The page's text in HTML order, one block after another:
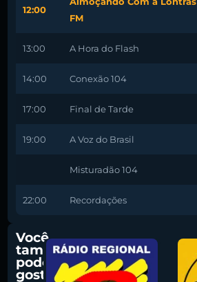
12:00
FM
13:00 A Hora do Flash
14:00 Conexão 104
17:00 Final de Tarde
19:00 A Voz do Brasil
Misturadão 104
22:00 Recordações
Você
também
pode
gostar